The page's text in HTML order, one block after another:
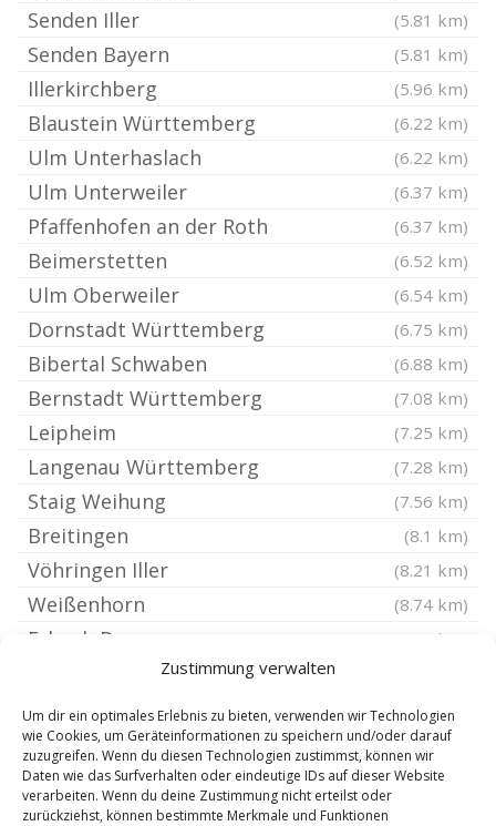
Zustimmung verwalten
Um dir ein optimales Erlebnis zu bieten, verwenden wir Technologien
wie Cookies, um Geräteinformationen zu speichern und/oder darauf
zuzugreifen. Wenn du diesen Technologien zustimmst, können wir
Daten wie das Surfverhalten oder eindeutige IDs auf dieser Website
verarbeiten. Wenn du deine Zustimmung nicht erteilst oder
zurückziehst, können bestimmte Merkmale und Funktionen
Senden Iller (5.81 km)
Senden Bayern (5.81 km)
Illerkirchberg (5.96 km)
Blaustein Württemberg (6.22 km)
Ulm Unterhaslach (6.22 km)
Ulm Unterweiler (6.37 km)
Pfaffenhofen an der Roth (6.37 km)
Beimerstetten (6.52 km)
Ulm Oberweiler (6.54 km)
Dornstadt Württemberg (6.75 km)
Bibertal Schwaben (6.88 km)
Bernstadt Württemberg (7.08 km)
Leipheim (7.25 km)
Langenau Württemberg (7.28 km)
Staig Weihung (7.56 km)
Breitingen (8.1 km)
Vöhringen Iller (8.21 km)
Weißenhorn (8.74 km)
Erbach Donau (8.93 km)
Holzkirch (9.24 km)
Börslingen (9.24 km)
Westerstetten (9.27 km)
Hüttisheim